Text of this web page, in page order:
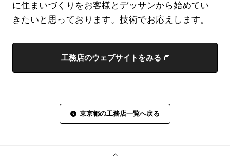
に住まいづくりをお客様とデッサンから始めてい
きたいと思っております。技術でお応えします。
工務店のウェブサイトをみる
東京都の工務店一覧へ戻る